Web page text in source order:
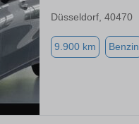
Düsseldorf, 40470
9.900 km Benzin